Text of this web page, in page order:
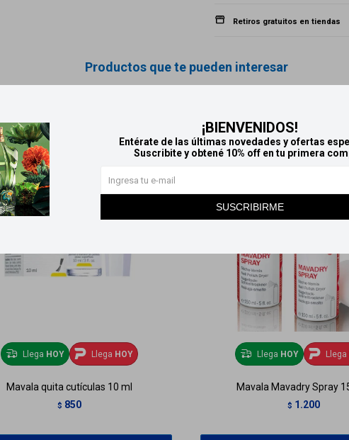
¡BIENVENIDOS!
Entérate de las últimas novedades y ofertas
Suscribite y obtené 10% off en tu primera
SUSCRIBIRME
Retiros gratuitos en tiendas
Productos que te pueden interesar
Llega HOY Llega HOY
Mavala quita cutículas 10 ml
$ 850
Llega HOY Llega
Mavala Mavadry Spray
$ 1.200